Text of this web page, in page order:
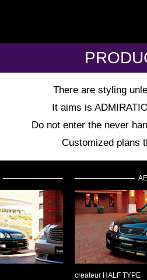
There are styling
It aims is
Do not enter the never
Customized plans
createur HALF TYPE